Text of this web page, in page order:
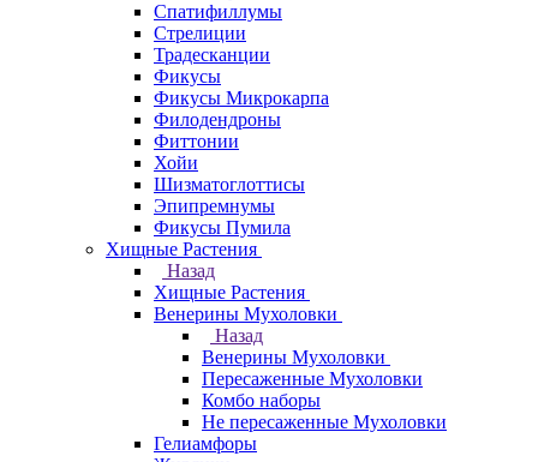
Спатифиллумы
Стрелиции
Традесканции
Фикусы
Фикусы Микрокарпа
Филодендроны
Фиттонии
Хойи
Шизматоглоттисы
Эпипремнумы
Фикусы Пумила
Хищные Растения
Назад
Хищные Растения
Венерины Мухоловки
Назад
Венерины Мухоловки
Пересаженные Мухоловки
Комбо наборы
Не пересаженные Мухоловки
Гелиамфоры